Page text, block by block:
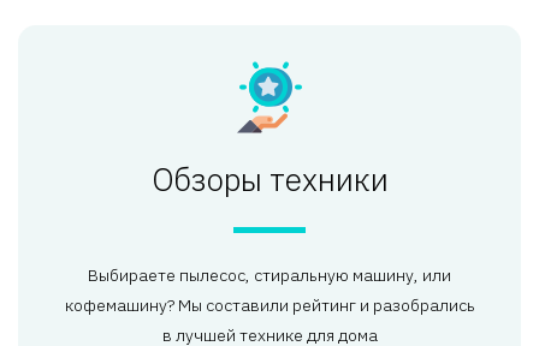
Обзоры техники
Выбираете пылесос, стиральную машину, или
кофемашину? Мы составили рейтинг и разобрались
в лучшей технике для дома